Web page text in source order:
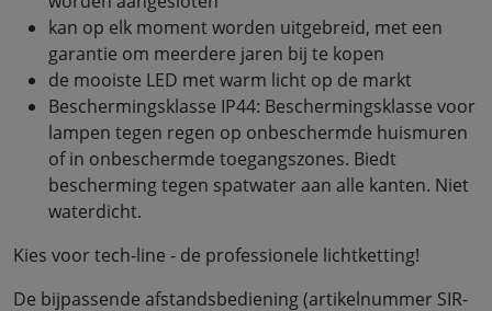
kan op elk moment worden uitgebreid, met een
garantie om meerdere jaren bij te kopen
de mooiste LED met warm licht op de markt
Beschermingsklasse IP44: Beschermingsklasse voor
lampen tegen regen op onbeschermde huismuren
of in onbeschermde toegangszones. Biedt
bescherming tegen spatwater aan alle kanten. Niet
waterdicht.
Kies voor tech-line - de professionele lichtketting!
De bijpassende afstandsbediening (artikelnummer SIR-